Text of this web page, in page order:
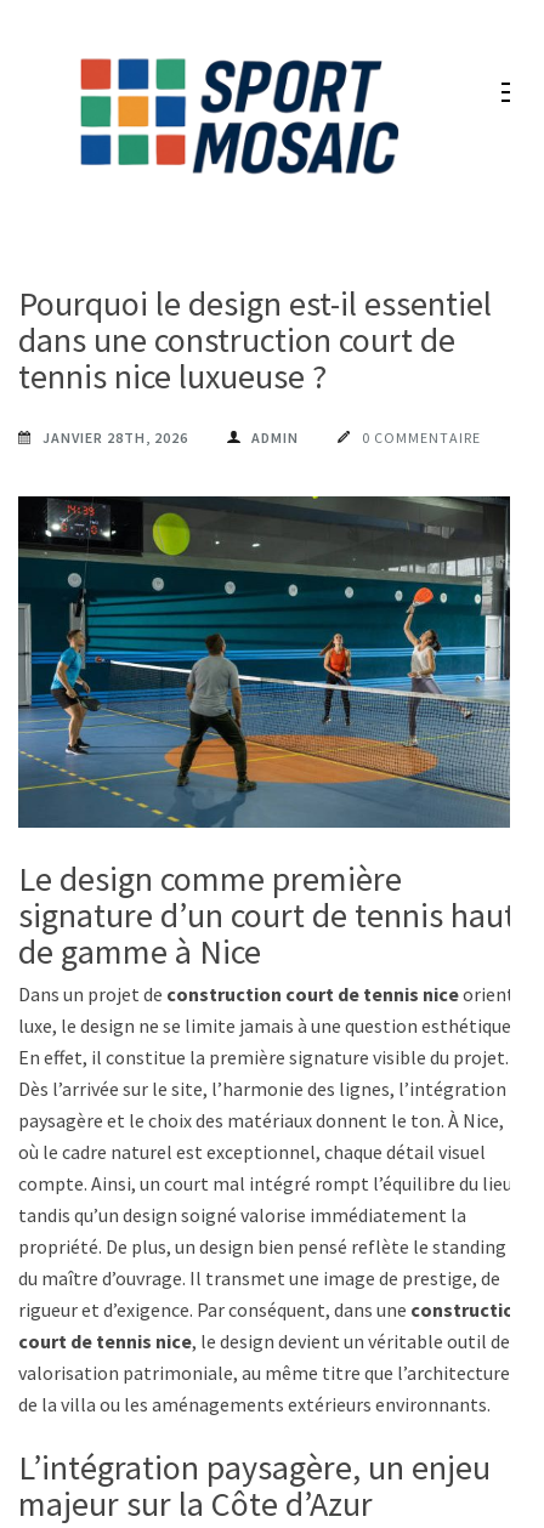
Pourquoi le design est-il essentiel
dans une construction court de
tennis nice luxueuse ?
JANVIER 28TH, 2026 ADMIN 0 COMMENTAIRE
Le design comme première
signature d’un court de tennis haut
de gamme à Nice
Dans un projet de construction court de tennis niceorienté
luxe, le design ne se limite jamais à une question esthétique.
En effet, il constitue la première signature visible du projet.
Dès l’arrivée sur le site, l’harmonie des lignes, l’intégration
paysagère et le choix des matériaux donnent le ton. À Nice,
où le cadre naturel est exceptionnel, chaque détail visuel
compte. Ainsi, un court mal intégré rompt l’équilibre du lieu,
tandis qu’un design soigné valorise immédiatement la
propriété. De plus, un design bien pensé reflète le standing
du maître d’ouvrage. Il transmet une image de prestige, de
rigueur et d’exigence. Par conséquent, dans une construction
court de tennis nice, le design devient un véritable outil de
valorisation patrimoniale, au même titre que l’architecture
de la villa ou les aménagements extérieurs environnants.
L’intégration paysagère, un enjeu
majeur sur la Côte d’Azur